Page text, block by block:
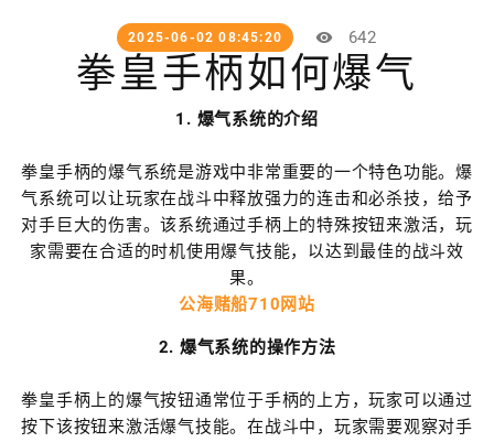
2025-06-02 08:45:20 642
拳皇手柄如何爆气
1. 爆气系统的介绍
拳皇手柄的爆气系统是游戏中非常重要的一个特色功能。爆
气系统可以让玩家在战斗中释放强力的连击和必杀技，给予
对手巨大的伤害。该系统通过手柄上的特殊按钮来激活，玩
家需要在合适的时机使用爆气技能，以达到最佳的战斗效
果。
公海赌船710网站
2. 爆气系统的操作方法
拳皇手柄上的爆气按钮通常位于手柄的上方，玩家可以通过
按下该按钮来激活爆气技能。在战斗中，玩家需要观察对手